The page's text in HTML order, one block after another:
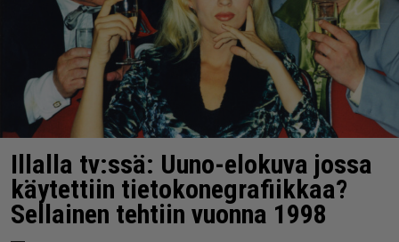
Illalla tv:ssä: Uuno-elokuva jossa
käytettiin tietokonegrafiikkaa?
Sellainen tehtiin vuonna 1998